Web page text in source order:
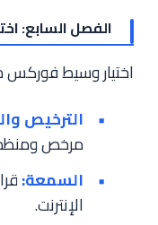
الفصل السابع:
اختيار وسيط فوركس
الترخيص
مرخص
السمعة:
الإنترنت.